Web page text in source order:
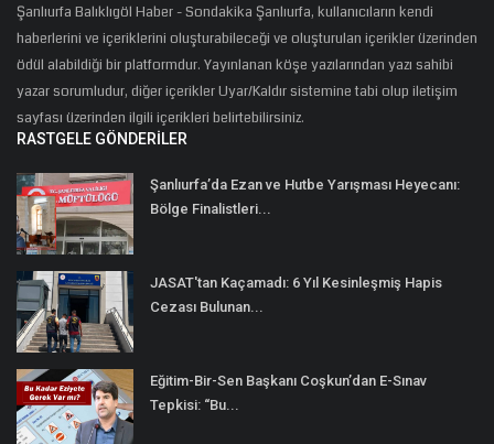
Şanlıurfa Balıklıgöl Haber - Sondakika Şanlıurfa, kullanıcıların kendi
haberlerini ve içeriklerini oluşturabileceği ve oluşturulan içerikler üzerinden
ödül alabildiği bir platformdur. Yayınlanan köşe yazılarından yazı sahibi
yazar sorumludur, diğer içerikler Uyar/Kaldır sistemine tabi olup iletişim
sayfası üzerinden ilgili içerikleri belirtebilirsiniz.
RASTGELE GÖNDERILER
Şanlıurfa’da Ezan ve Hutbe Yarışması Heyecanı:
Bölge Finalistleri...
JASAT'tan Kaçamadı: 6 Yıl Kesinleşmiş Hapis
Cezası Bulunan...
Eğitim-Bir-Sen Başkanı Coşkun’dan E-Sınav
Tepkisi: “Bu...